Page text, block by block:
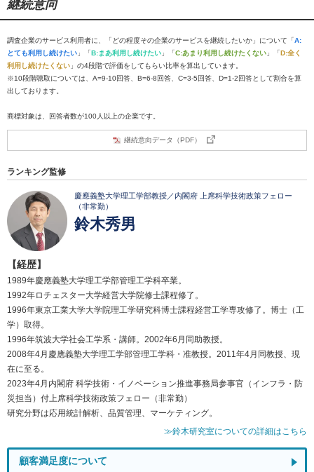
継続意向
調査企業のサービス利用者に、「どの程度その企業のサービスを継続したいか」について「A:
とても利用し続けたい 」「B:まあ利用し続けたい 」「C:あまり利用し続けたくない 」「D:全く
利用し続けたくない 」の4段階で評価をしてもらい比率を算出しています。
※10段階聴取については、A=9-10回答、B=6-8回答、C=3-5回答、D=1-2回答として割合を算
出しております。
商標対象は、回答者数が100人以上の企業です。
継続意向データ（PDF）
ランキング監修
慶應義塾大学理工学部教授／内閣府 上席科学技術政策フェロー
（非常勤）
鈴木秀男
【経歴】
1989年慶應義塾大学理工学部管理工学科卒業。
1992年ロチェスター大学経営大学院修士課程修了。
1996年東京工業大学大学院理工学研究科博士課程経営工学専攻修了。博士（工
学）取得。
1996年筑波大学社会工学系・講師。2002年6月同助教授。
2008年4月慶應義塾大学理工学部管理工学科・准教授。2011年4月同教授、現
在に至る。
2023年4月内閣府 科学技術・イノベーション推進事務局参事官（インフラ・防
災担当）付上席科学技術政策フェロー（非常勤）
研究分野は応用統計解析、品質管理、マーケティング。
≫鈴木研究室についての詳細はこちら
顧客満足度について